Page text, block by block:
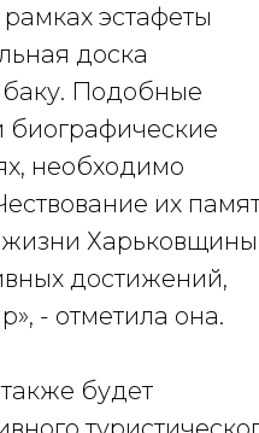
эстафеты
доска
Подобные
необходимо
их
достижений,
- отметила она.
будет